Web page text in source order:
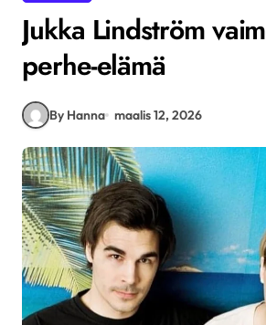
Jukka Lindström
perhe-elämä
By Hanna maalis 12, 2026